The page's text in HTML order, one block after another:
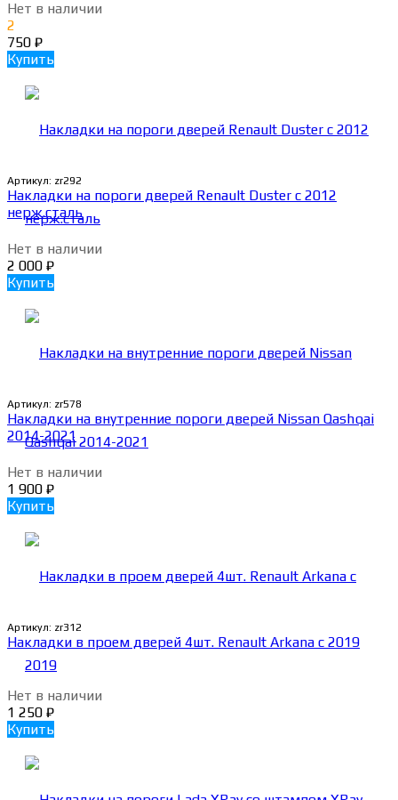
Нет в наличии
2
750 ₽
Купить
Артикул: zr292
Накладки на пороги дверей Renault Duster с 2012
нерж.сталь
Нет в наличии
2 000 ₽
Купить
Артикул: zr578
Накладки на внутренние пороги дверей Nissan Qashqai
2014-2021
Нет в наличии
1 900 ₽
Купить
Артикул: zr312
Накладки в проем дверей 4шт. Renault Arkana с 2019
Нет в наличии
1 250 ₽
Купить